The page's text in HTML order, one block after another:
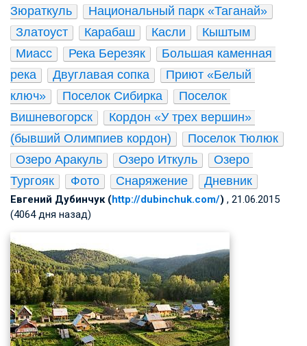
Зюраткуль
Национальный парк «Таганай»
Златоуст
Карабаш Касли
Кыштым
Миасс
Река Березяк
Большая каменная
река
Двуглавая сопка
Приют «Белый
ключ»
Поселок Сибирка
Поселок
Вишневогорск
Кордон «У трех вершин»
(бывший Олимпиев кордон)
Поселок Тюлюк
Озеро Аракуль
Озеро Иткуль
Озеро
Тургояк
Фото Снаряжение Дневник
Евгений Дубинчук (http://dubinchuk.com/) , 21.06.2015
(4064 дня назад)